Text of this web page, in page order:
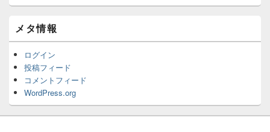
メタ情報
ログイン
投稿フィード
コメントフィード
WordPress.org